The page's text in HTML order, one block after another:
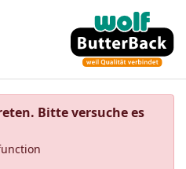
Bitte versuche es